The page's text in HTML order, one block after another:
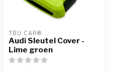
TBU CAR®
Audi Sleutel Cover -
Lime groen